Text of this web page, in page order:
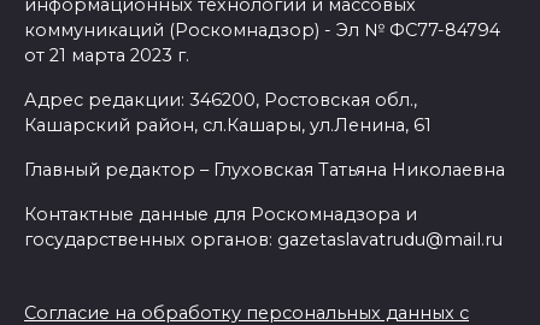
информационных технологий и массовых
коммуникаций (Роскомнадзор) - Эл № ФС77-84794
от 21 марта 2023 г.
Адрес редакции: 346200, Ростовская обл.,
Кашарский район, сл.Кашары, ул.Ленина, 61
Главный редактор – Глуховская Татьяна Николаевна
Контактные данные для Роскомнадзора и
государственных органов: gazetaslavatrudu@mail.ru
Согласие на обработку персональных данных с